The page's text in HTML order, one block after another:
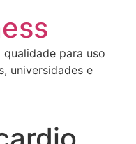
para uso
universidades e